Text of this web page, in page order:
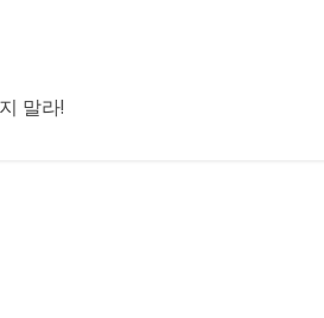
말라!